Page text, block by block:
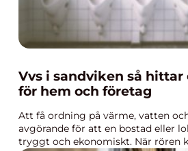
Vvs i sandviken så hittar du rätt hjälp
för hem och företag
Att få ordning på värme, vatten
avgörande för att en bostad eller
tryggt och ekonomiskt. När rören